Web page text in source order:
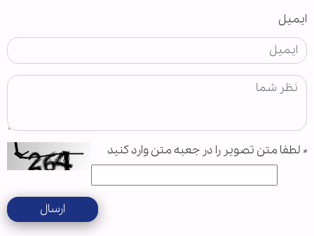
ایمیل
* لطفا متن تصویر را در جعبه متن وارد کنید
ارسال